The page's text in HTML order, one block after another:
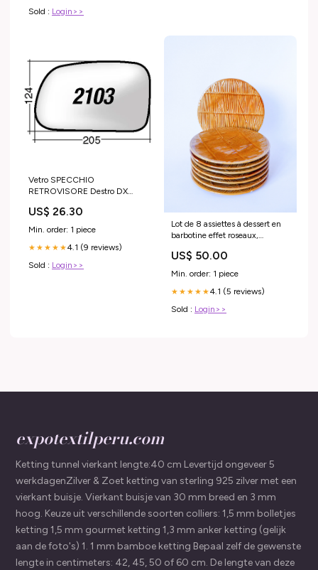
Sold : Login>>
Vetro SPECCHIO
RETROVISORE Destro DX
US$ 26.30
Min. order: 1 piece
★★★★★4.1 (9 reviews)
Sold : Login>>
Lot de 8 assiettes à dessert en
barbotine effet roseaux,
MUSHROOMXTB0925
US$ 50.00
Min. order: 1 piece
★★★★★4.1 (5 reviews)
Sold : Login>>
expotextilperu.com
Ketting tunnel vierkant lengte:40 cm Levertijd ongeveer 5
werkdagenZilver & Zoet ketting van sterling 925 zilver met een
vierkant buisje. Vierkant buisje van 30 mm breed en 3 mm
hoog. Keuze uit verschillende soorten colliers: 1,5 mm bolletjes
ketting 1,5 mm gourmet ketting 1,3 mm anker ketting (gelijk
aan de foto's) 1. 1 mm bamboe ketting Bepaal zelf de gewenste
lengte in centimeters: 42, 45, 50 of 60 cm. De lengte van deze